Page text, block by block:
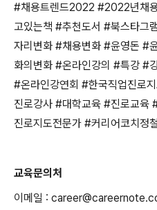
#채용트렌드2022 #2022년채
고있는책 #추천도서 #북스타그
자리변화 #채용변화 #윤영돈 #
화의변화 #온라인강의 #특강 #
#온라인강연회 #한국직업진로
진로강사 #대학교육 #진로교육
진로지도전문가 #커리어코치정
교육문의처
이메일 :